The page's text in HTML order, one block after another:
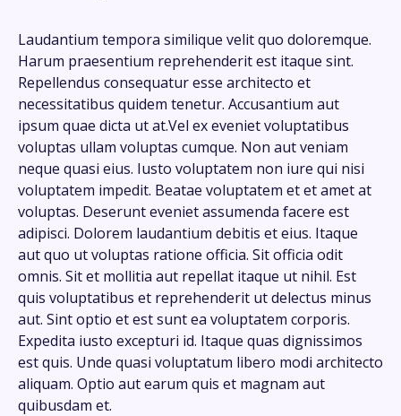
Laudantium tempora similique velit quo doloremque.
Harum praesentium reprehenderit est itaque sint.
Repellendus consequatur esse architecto et
necessitatibus quidem tenetur. Accusantium aut
ipsum quae dicta ut at.Vel ex eveniet voluptatibus
voluptas ullam voluptas cumque. Non aut veniam
neque quasi eius. Iusto voluptatem non iure qui nisi
voluptatem impedit. Beatae voluptatem et et amet at
voluptas. Deserunt eveniet assumenda facere est
adipisci. Dolorem laudantium debitis et eius. Itaque
aut quo ut voluptas ratione officia. Sit officia odit
omnis. Sit et mollitia aut repellat itaque ut nihil. Est
quis voluptatibus et reprehenderit ut delectus minus
aut. Sint optio et est sunt ea voluptatem corporis.
Expedita iusto excepturi id. Itaque quas dignissimos
est quis. Unde quasi voluptatum libero modi architecto
aliquam. Optio aut earum quis et magnam aut
quibusdam et.